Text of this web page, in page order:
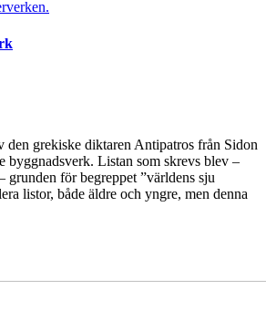
grekiske diktaren Antipatros från Sidon
byggnadsverk. Listan som skrevs blev –
grunden för begreppet ”världens sju
listor, både äldre och yngre, men denna